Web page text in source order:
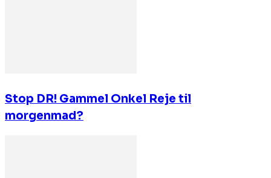
Stop DR! Gammel Onkel Reje til
morgenmad?